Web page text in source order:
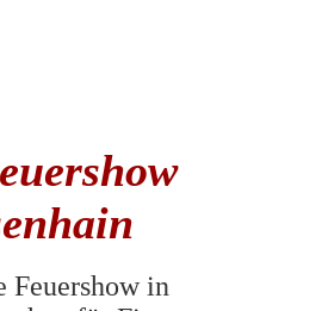
Feuershow in